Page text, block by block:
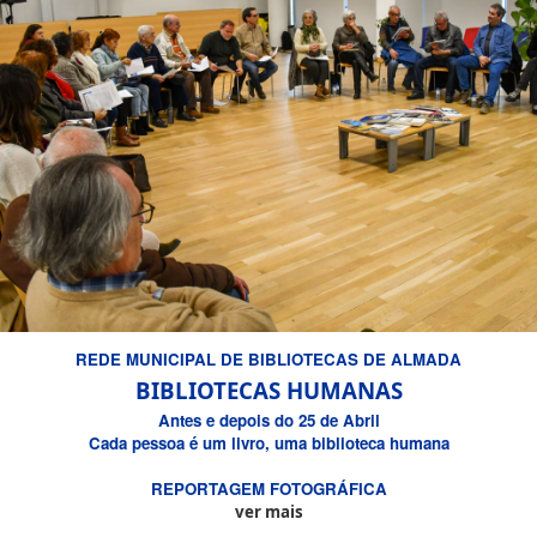
REDE MUNICIPAL DE BIBLIOTECAS DE ALMADA
BIBLIOTECAS HUMANAS
Antes e depois do 25 de Abril
Cada pessoa é um livro, uma biblioteca humana
REPORTAGEMFOTOGRÁFICA
ver mais